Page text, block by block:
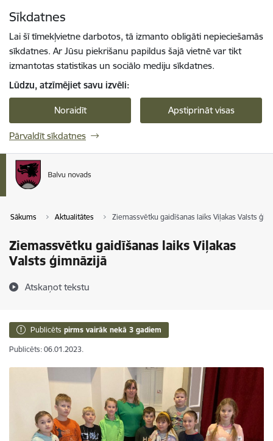
Sīkdatnes
Lai šī tīmekļvietne darbotos, tā izmanto obligāti nepieciešamās
sīkdatnes. Ar Jūsu piekrišanu papildus šajā vietnē var tikt
izmantotas statistikas un sociālo mediju sīkdatnes.
Lūdzu, atzīmējiet savu izvēli:
Noraidīt Apstiprināt visas
Pārvaldīt sīkdatnes
Sākums Aktualitātes Ziemassvētku gaidīšanas laiks Viļakas Valsts
Ziemassvētku gaidīšanas laiks Viļakas
Valsts ģimnāzijā
Atskaņot tekstu
Publicēts pirms vairāk nekā 3 gadiem
Publicēts: 06.01.2023.